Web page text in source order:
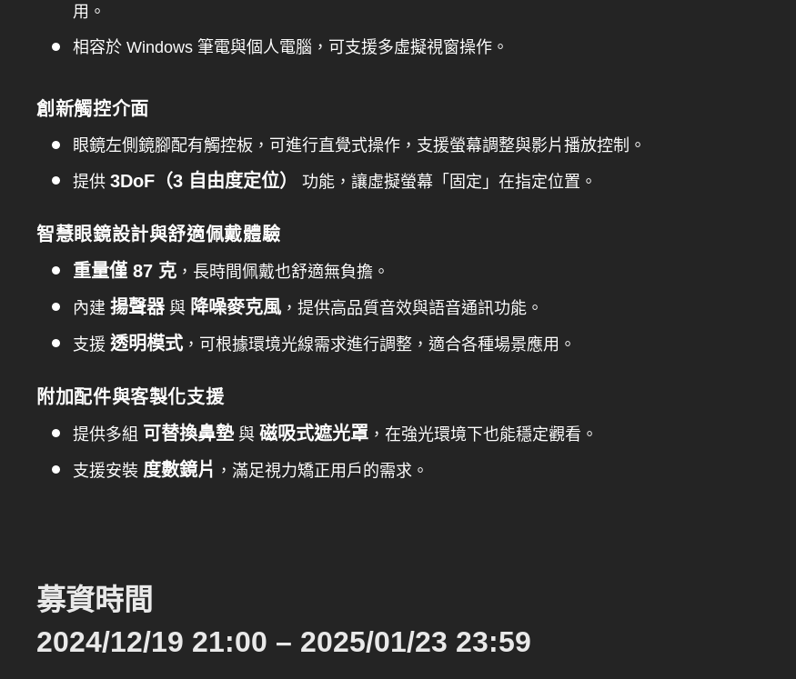
用。
相容於 Windows 筆電與個人電腦，可支援多虛擬視窗操作。
創新觸控介面
眼鏡左側鏡腳配有觸控板，可進行直覺式操作，支援螢幕調整與影片播放控制。
提供 3DoF（3 自由度定位） 功能，讓虛擬螢幕「固定」在指定位置。
智慧眼鏡設計與舒適佩戴體驗
重量僅 87 克 ，長時間佩戴也舒適無負擔。
內建 揚聲器 與 降噪麥克風，提供高品質音效與語音通訊功能。
支援 透明模式 ，可根據環境光線需求進行調整，適合各種場景應用。
附加配件與客製化支援
提供多組 可替換鼻墊與 磁吸式遮光罩 ，在強光環境下也能穩定觀看。
支援安裝 度數鏡片 ，滿足視力矯正用戶的需求。
募資時間
2024/12/19 21:00 – 2025/01/23 23:59